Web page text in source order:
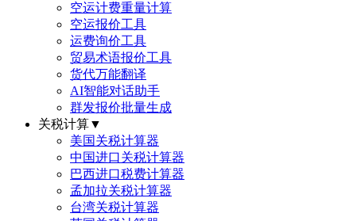
空运计费重量计算
空运报价工具
运费询价工具
贸易术语报价工具
货代万能翻译
AI智能对话助手
群发报价批量生成
关税计算▼
美国关税计算器
中国进口关税计算器
巴西进口税费计算器
孟加拉关税计算器
台湾关税计算器